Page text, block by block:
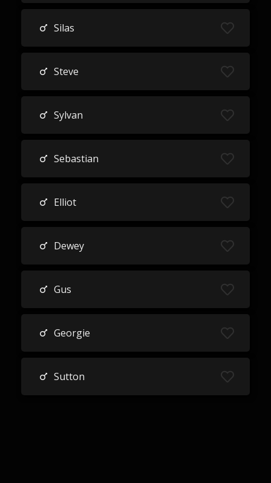
Silas
Steve
Sylvan
Sebastian
Elliot
Dewey
Gus
Georgie
Sutton